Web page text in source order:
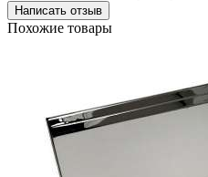
Написать отзыв
Похожие товары